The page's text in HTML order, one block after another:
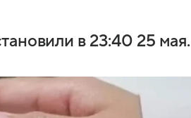
в 23:40 25 мая.